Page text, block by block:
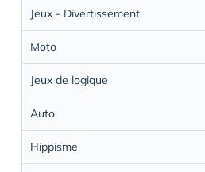
Jeux - Divertissement
Moto
Jeux de logique
Auto
Hippisme